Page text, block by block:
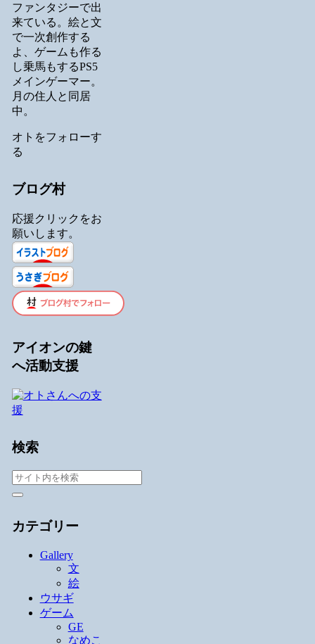
ファンタジーで出
来ている。絵と文
で一次創作する
よ、ゲームも作る
し乗馬もするPS5
メインゲーマー。
月の住人と同居
中。
オトをフォローす
る
ブログ村
応援クリックをお
願いします。
アイオンの鍵
へ活動支援
検索
カテゴリー
Gallery
文
絵
ウサギ
ゲーム
GE
なめこ